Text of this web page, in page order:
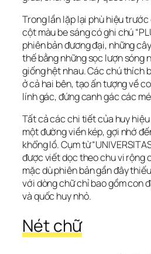
Trong lần lặp lại phù hiệu
cột màu be sáng có ghi chú
phiên bản đương đại, những
thế bằng những sọc lượn sóng
giống hệt nhau. Các chú thích
ở cả hai bên, tạo ấn tượng về
lính gác, đứng canh gác các
Tất cả các chi tiết của huy
một đường viền kép, gợi nhớ
khổng lồ. Cụm từ
được viết dọc theo chu vi rộng
mặc dù phiên bản gần đây
với dòng chữ chỉ bao gồm con
và quốc huy nhỏ.
Nét chữ